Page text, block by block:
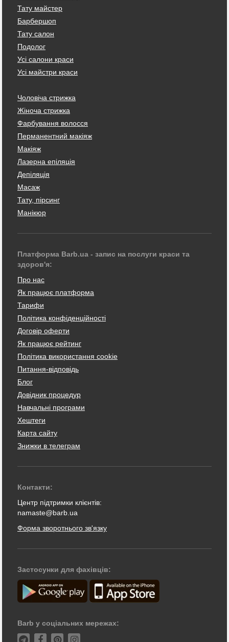
Тату майстер
Барбершоп
Тату салон
Подолог
Усі салони краси
Усі майстри краси
Чоловіча стрижка
Жіноча стрижка
Фарбування волосся
Перманентний макіяж
Макіяж
Лазерна епіляція
Депіляція
Масаж
Тату, пірсинг
Манікюр
Платформа Barb.ua - запис на послуги краси та
здоров'я:
Про нас
Як працює платформа
Тарифи
Політика конфіденційності
Договір оферти
Як працює рейтинг
Політика використання cookie
Питання-відповідь
Блог
Довідник процедур
Навчальні програми
Хештеги
Карта сайту
Знижки в телеграм
Контакти:
Центр підтримки клієнтів:
namaste@barb.ua
Форма зворотнього зв'язку
Застосунки для фахівців:
Barb у соціальних мережах: